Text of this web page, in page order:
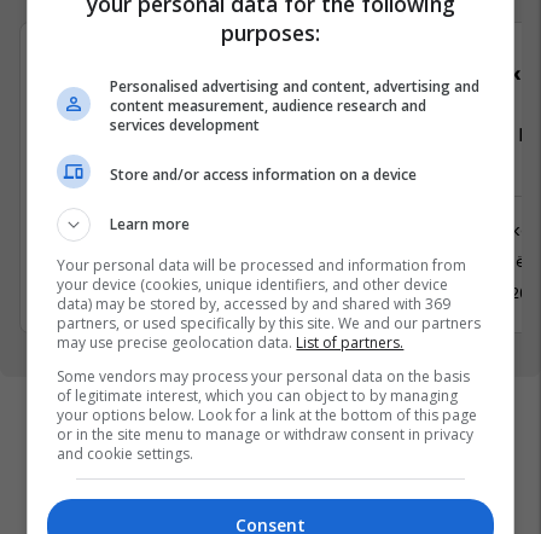
Gazetar/e
Media
30 Maj 2026
Vozitës -
Logjistikë
Prishtinë
18 Maj
purposes:
Personalised advertising and content, advertising and
content measurement, audience research and
services development
Store and/or access information on a device
Learn more
Your personal data will be processed and information from
your device (cookies, unique identifiers, and other device
data) may be stored by, accessed by and shared with 369
partners, or used specifically by this site. We and our partners
may use precise geolocation data. List of partners.
Some vendors may process your personal data on the basis
of legitimate interest, which you can object to by managing
your options below. Look for a link at the bottom of this page
or in the site menu to manage or withdraw consent in privacy
and cookie settings.
Consent